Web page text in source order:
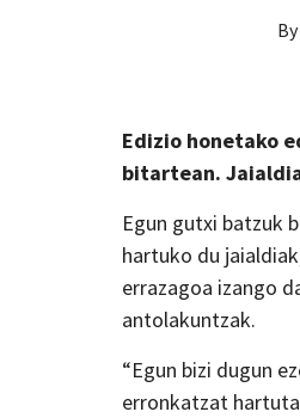
By
Edizio honetako
bitartean.
Egun gutxi batzuk
hartuko du
errazagoa izango
antolakuntzak.
“Egun bizi dugun
erronkatzat